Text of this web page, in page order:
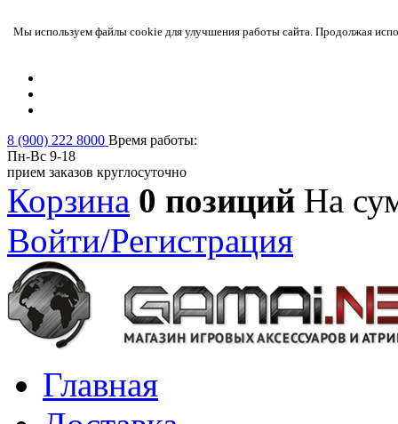
Мы используем файлы cookie для улучшения работы сайта. Продолжая
8 (900) 222 8000 Время работы:
Пн-Вс 9-18
прием заказов круглосуточно
Корзина 0 позиций На
Войти/Регистрация
Главная